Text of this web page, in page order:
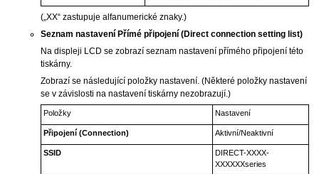
(„XX“ zastupuje alfanumerické znaky.)
Seznam nastavení Přímé připojení (Direct connection setting list)
Na displeji LCD se zobrazí seznam nastavení přímého připojení této
tiskárny.
Zobrazí se následující položky nastavení. (Některé položky nastavení
se v závislosti na nastavení tiskárnynezobrazují.)
Položky Nastavení
Připojení (Connection) Aktivní/Neaktivní
SSID
DIRECT-XXXX-
XXXXXXseries